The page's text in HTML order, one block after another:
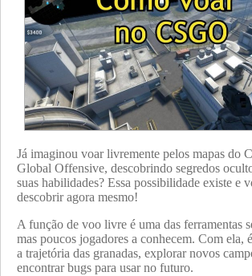
Já imaginou voar livremente pelos mapas do
Global Offensive, descobrindo segredos
suas habilidades? Essa possibilidade existe e
descobrir agora mesmo!
A função de voo livre é uma das ferramentas
mas poucos jogadores a conhecem. Com ela,
a trajetória das granadas, explorar novos
encontrar bugs para usar no futuro.